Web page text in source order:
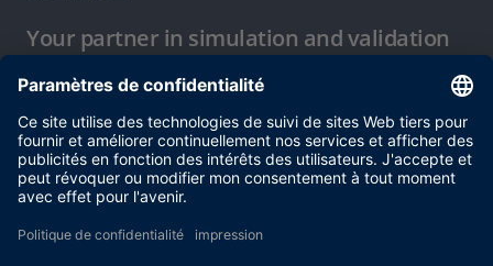
Your partner in simulation and validation
Conditions d´utilisation
Politique de confidentialité
Mentions légales et conditions générales